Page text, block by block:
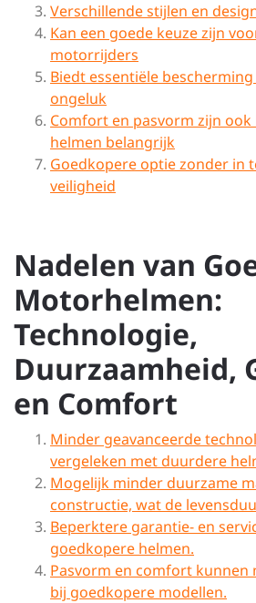
Verschillende stijlen en
Kan een goede keuze zijn
motorrijders
Biedt essentiële
ongeluk
Comfort en pasvorm zijn
helmen belangrijk
Goedkopere optie zonder in
veiligheid
Nadelen van
Motorhelmen:
Technologie,
Duurzaamheid,
en Comfort
Minder geavanceerde
vergeleken met duurdere
Mogelijk minder duurzame
constructie, wat de
Beperktere garantie- en
goedkopere helmen.
Pasvorm en comfort kunnen
bij goedkopere modellen.